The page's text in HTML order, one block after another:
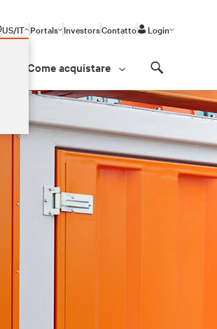
US/IT Portals InvestorsContatto Login
Come acquistare